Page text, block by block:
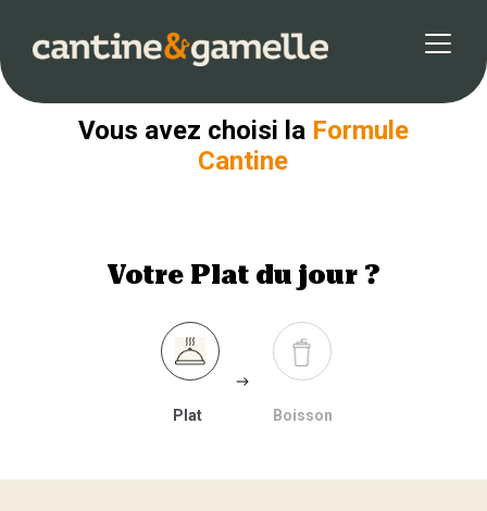
Vous avez choisi la Formule
Cantine
Votre Plat du jour ?
Plat Boisson